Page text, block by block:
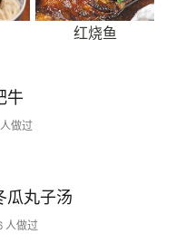
红烧鱼
牛
做过
瓜丸子汤
人做过